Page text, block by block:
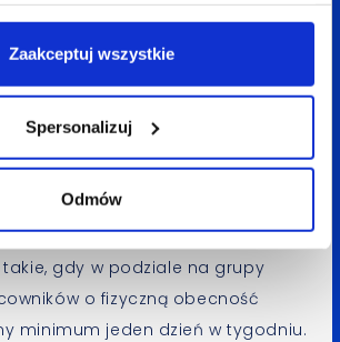
Zaakceptuj wszystkie
Spersonalizuj
Odmów
z województwa,
naszym pracownikom
wybranych firm.
do zmieniającej się rzeczywistości.
przechodziliśmy przez momenty,
u nas tylko praca zdalna,
osobom chętnym pracownie
takie, gdy w podziale na grupy
o fizyczną obecność
minimum jeden dzień w tygodniu.